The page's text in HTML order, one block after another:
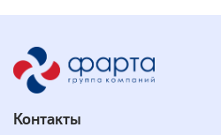
Контакты